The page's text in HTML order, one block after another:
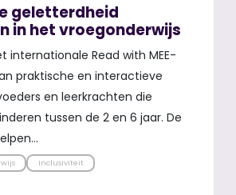
geletterdheid
in het vroegonderwijs
internationale Read with MEE-
praktische en interactieve
en leerkrachten die
tussen de 2 en 6 jaar. De
Inclusiviteit